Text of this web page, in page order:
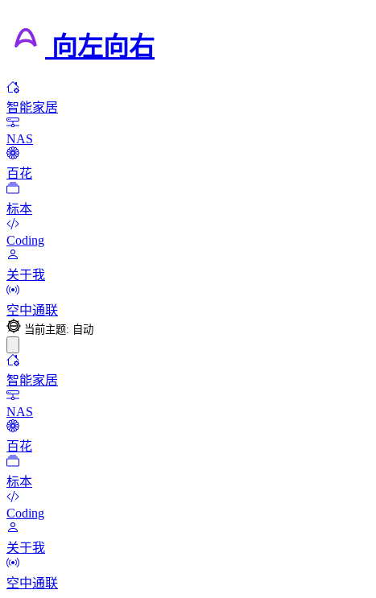
向左向右
智能家居
NAS
百花
标本
Coding
关于我
空中通联
当前主题: 自动
智能家居
NAS
百花
标本
Coding
关于我
空中通联